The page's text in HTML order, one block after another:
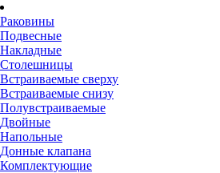
Раковины
Подвесные
Накладные
Столешницы
Встраиваемые сверху
Встраиваемые снизу
Полувстраиваемые
Двойные
Напольные
Донные клапана
Комплектующие